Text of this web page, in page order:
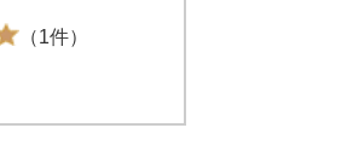
（1件）